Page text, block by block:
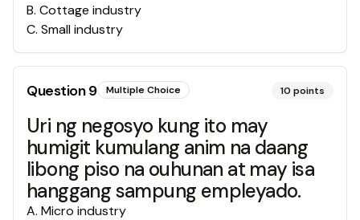
B. Cottage industry
C. Small industry
Question9 Multiple Choice 10 points
Uri ng negosyo kung ito may
humigit kumulang anim na daang
libong piso na ouhunan at may isa
hanggang sampung empleyado.
A. Micro industry